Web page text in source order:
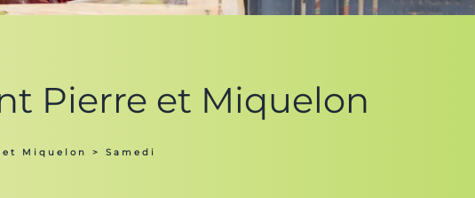
Pierre et Miquelon
Miquelon > Samedi